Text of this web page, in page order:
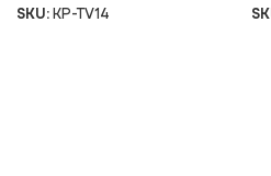
SKU:KP-TV14